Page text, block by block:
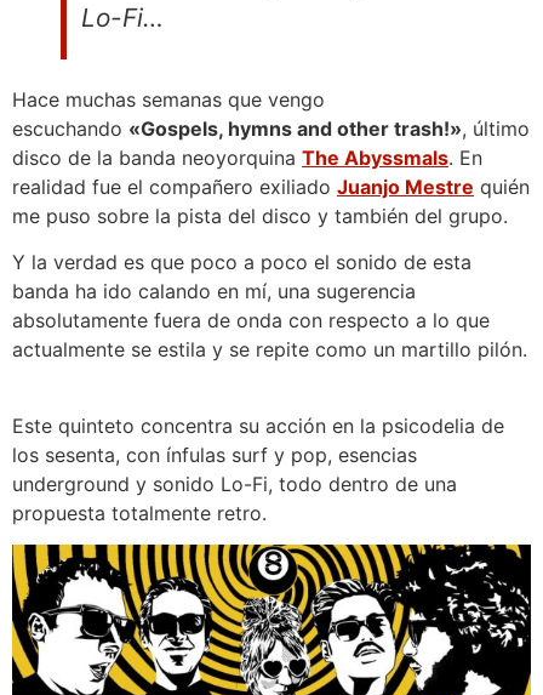
Lo-Fi…
Hace muchas semanas que vengo
escuchando «Gospels, hymns and other trash!», último
disco de la banda neoyorquina The Abyssmals. En
realidad fue el compañero exiliado Juanjo Mestre quién
me puso sobre la pista del disco y también del grupo.
Y la verdad es que poco a poco el sonido de esta
banda ha ido calando en mí, una sugerencia
absolutamente fuera de onda con respecto a lo que
actualmente se estila y se repite como un martillo pilón.
Este quinteto concentra su acción en la psicodelia de
los sesenta, con ínfulas surf y pop, esencias
underground y sonido Lo-Fi, todo dentro de una
propuesta totalmente retro.